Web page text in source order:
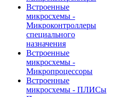
Встроенные
микросхемы -
Микроконтроллеры
специального
назначения
Встроенные
микросхемы -
Микропроцессоры
Встроенные
микросхемы - ПЛИСы